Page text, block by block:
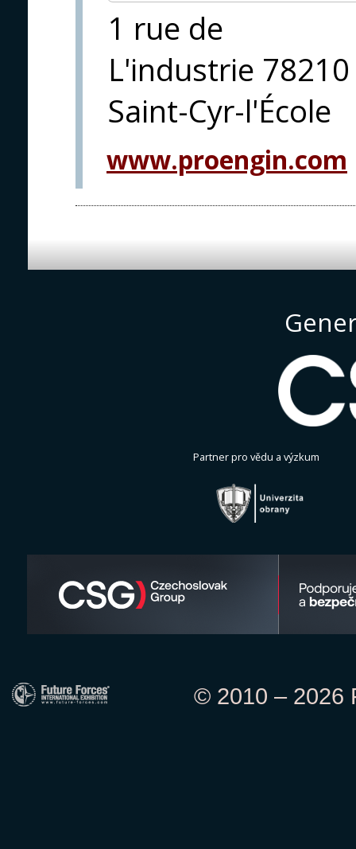
1 rue de
L'industrie 78210
Saint-Cyr-l'École
www.proengin.com
Partner pro vědu a výzkum
© 2010 – 2026